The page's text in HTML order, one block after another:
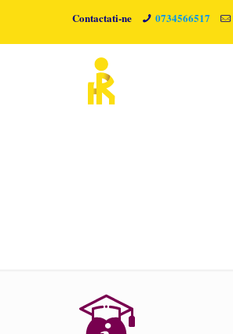
Contactati-ne 0734566517